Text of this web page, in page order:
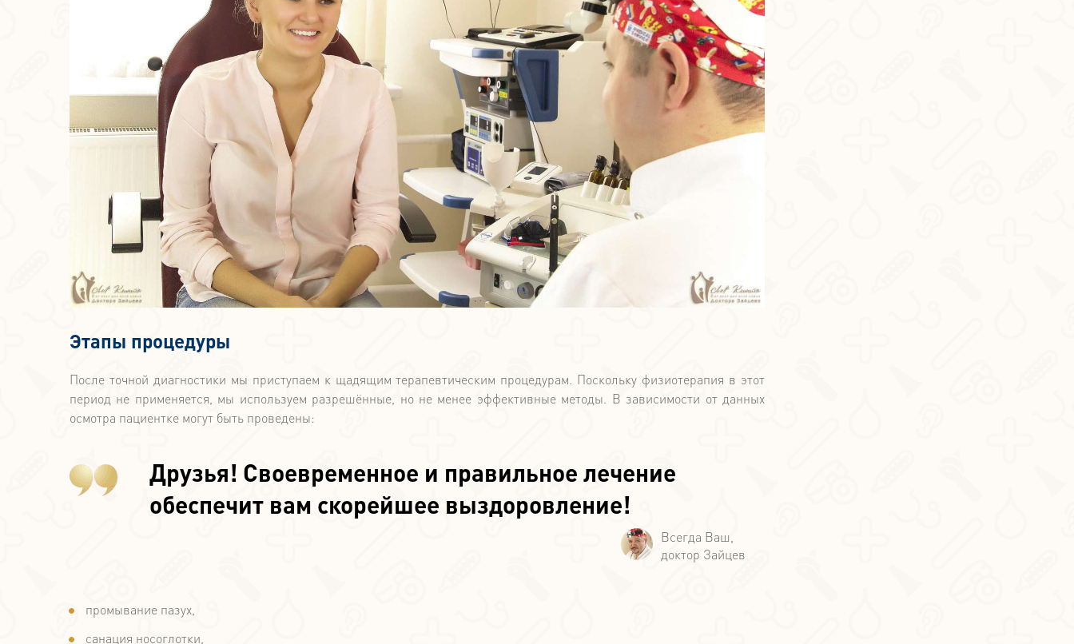
Этапы процедуры
После точной диагностики мы приступаем к щадящим терапевтическим процедурам. Поскольку физиотерапия в этот
период не применяется, мы используем разрешённые, но не менее эффективные методы. В зависимости от данных
осмотра пациентке могут быть проведены:
Друзья! Своевременное и правильное лечение
обеспечит вам скорейшее выздоровление!
промывание пазух,
санация носоглотки,